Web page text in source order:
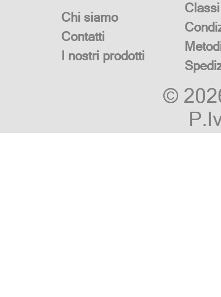
Chi siamo
Contatti
I nostri prodotti
©